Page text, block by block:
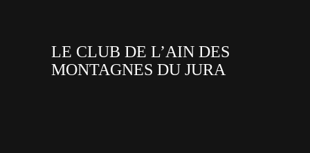
LE CLUB DE L’AIN DES
MONTAGNES DU JURA